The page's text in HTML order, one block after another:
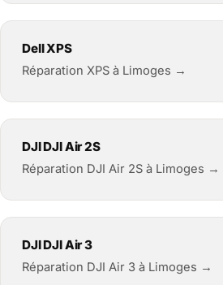
Dell XPS
Réparation XPS à Limoges →
DJI DJI Air 2S
Réparation DJI Air 2S à Limoges →
DJI DJI Air 3
Réparation DJI Air 3 à Limoges →